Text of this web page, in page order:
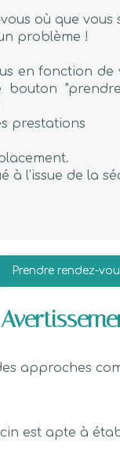
où que
problème !
en fonction
prestations
à l'issue de la
Prendre rendez-
approches
est apte à